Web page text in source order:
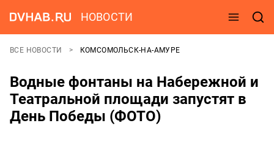
НОВОСТИ
ВСЕ НОВОСТИ КОМСОМОЛЬСК-НА-АМУРЕ
Водные фонтаны на Набережной и
Театральной площади запустят в
День Победы (ФОТО)